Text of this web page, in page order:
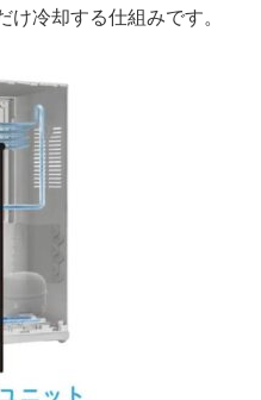
冷却する仕組みです。